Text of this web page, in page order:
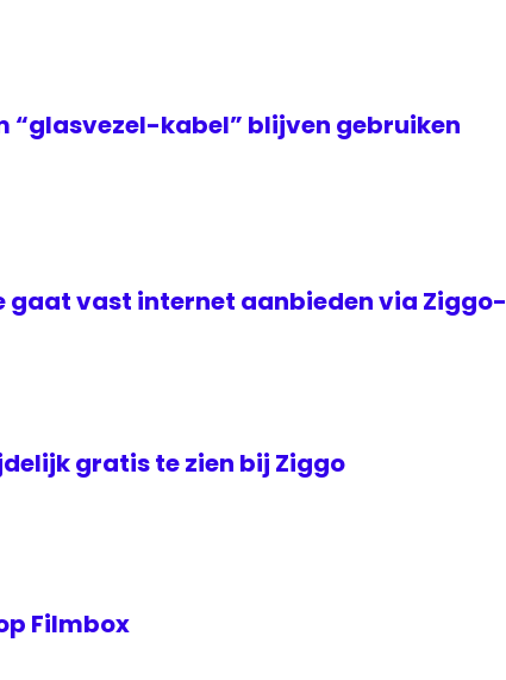
“glasvezel-kabel” blijven gebruiken
gaat vast internet aanbieden via Ziggo-
gratis te zien bij Ziggo
Filmbox